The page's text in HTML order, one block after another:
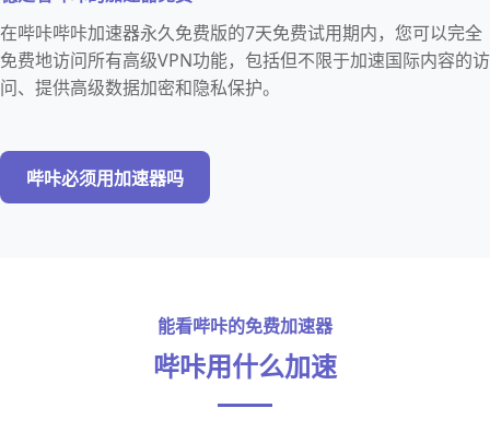
在哔咔哔咔加速器永久免费版的7天免费试用期内，您可以完全
免费地访问所有高级VPN功能，包括但不限于加速国际内容的访
问、提供高级数据加密和隐私保护。
哔咔必须用加速器吗
能看哔咔的免费加速器
哔咔用什么加速